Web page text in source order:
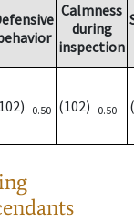
Calmness
during
inspection
0.50 (102) 0.50